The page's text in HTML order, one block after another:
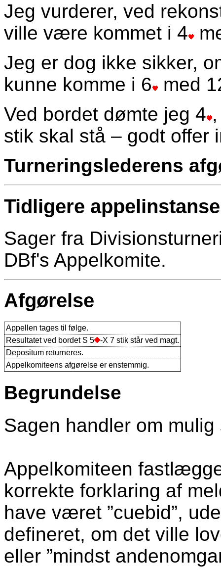
Jeg vurderer, ved
ville være kommet i 4
Jeg er dog ikke sikker,
kunne komme i 6
med
Ved bordet dømte jeg 4
stik skal stå – godt offer
Turneringslederens
Tidligere
Sager fra
DBf's Appelkomite.
Afgørelse
Appellen tages til følge.
Resultatet ved bordet S 5
-X 7 stik står ved magt.
Depositum returneres.
Appelkomiteens afgørelse er enstemmig.
Begrundelse
Sagen handler om
Appelkomiteen
korrekte forklaring af
have været ”cuebid”,
defineret, om det ville
eller ”mindst